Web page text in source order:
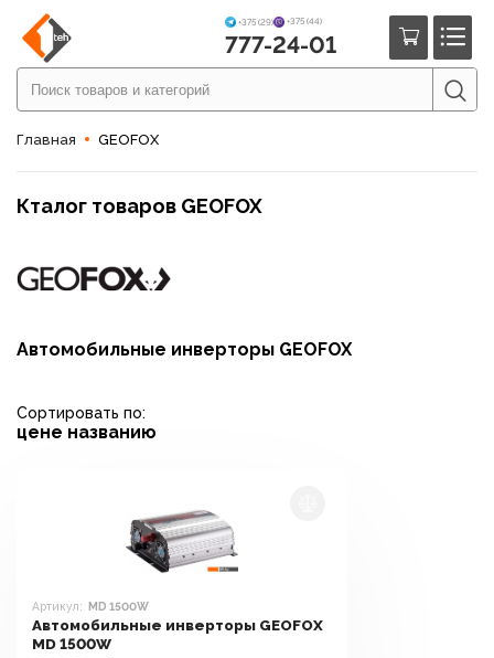
+375 (29) +375 (44)
777-24-01
Главная GEOFOX
Кталог товаров GEOFOX
Автомобильные инверторы GEOFOX
Сортировать по:
цене названию
Артикул: MD 1500W
Автомобильные инверторы GEOFOX
MD 1500W